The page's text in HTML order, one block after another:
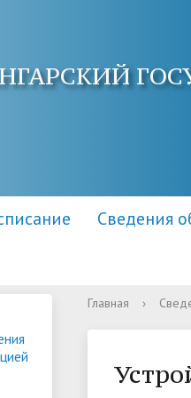
Сведения
Структура и
Адреса
Центр
Информация
Правила и
Главная ›